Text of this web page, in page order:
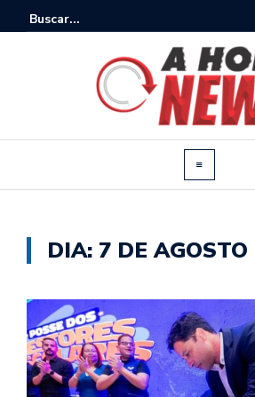
DIA: 7 DE